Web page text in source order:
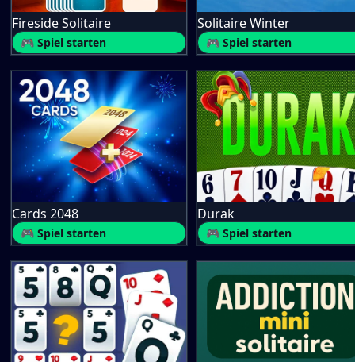
Fireside Solitaire
🎮 Spiel starten
Solitaire Winter
🎮 Spiel starten
Cards 2048
🎮 Spiel starten
Durak
🎮 Spiel starten